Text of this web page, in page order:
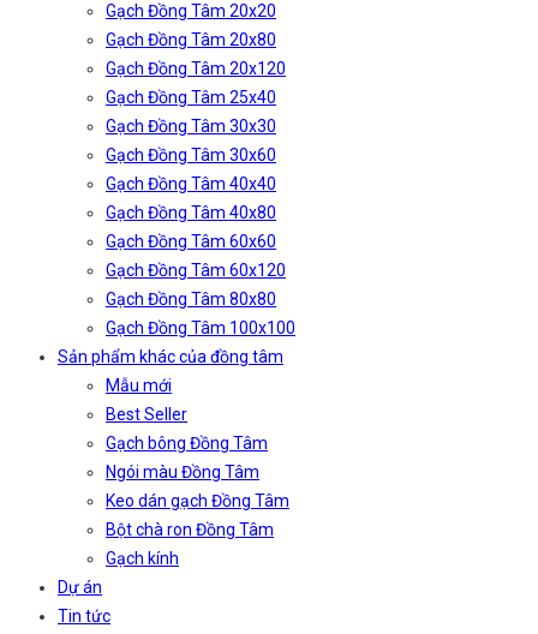
Gạch Đồng Tâm 20x20
Gạch Đồng Tâm 20x80
Gạch Đồng Tâm 20x120
Gạch Đồng Tâm 25x40
Gạch Đồng Tâm 30x30
Gạch Đồng Tâm 30x60
Gạch Đồng Tâm 40x40
Gạch Đồng Tâm 40x80
Gạch Đồng Tâm 60x60
Gạch Đồng Tâm 60x120
Gạch Đồng Tâm 80x80
Gạch Đồng Tâm 100x100
Sản phẩm khác của đồng tâm
Mẫu mới
Best Seller
Gạch bông Đồng Tâm
Ngói màu Đồng Tâm
Keo dán gạch Đồng Tâm
Bột chà ron Đồng Tâm
Gạch kính
Dự án
Tin tức